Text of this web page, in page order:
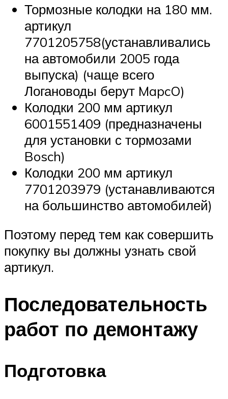
Тормозные колодки на 180 мм.
артикул
7701205758(устанавливались
на автомобили 2005 года
выпуска) (чаще всего
Логановоды берут MapcO)
Колодки 200 мм артикул
6001551409 (предназначены
для установки с тормозами
Bosch)
Колодки 200 мм артикул
7701203979 (устанавливаются
на большинство автомобилей)
Поэтому перед тем как совершить
покупку вы должны узнать свой
артикул.
Последовательность
работ по демонтажу
Подготовка